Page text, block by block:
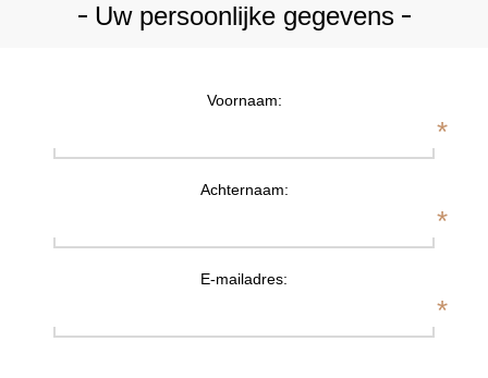
Uw persoonlijke gegevens
Voornaam:
*
Achternaam:
*
E-mailadres:
*